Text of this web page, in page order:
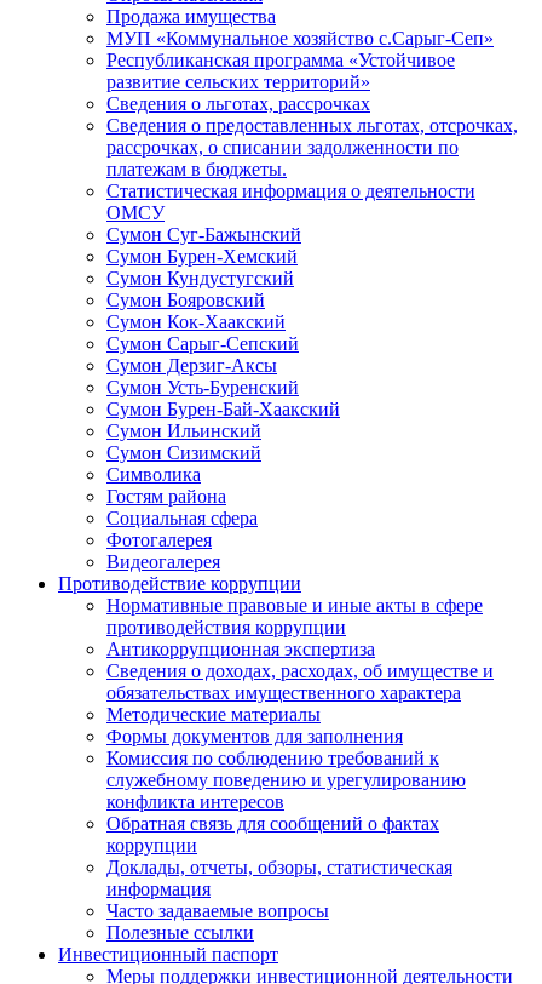
Продажа имущества
МУП «Коммунальное хозяйство с.Сарыг-Сеп»
Республиканская программа «Устойчивое
развитие сельских территорий»
Сведения о льготах, рассрочках
Сведения о предоставленных льготах, отсрочках,
рассрочках, о списании задолженности по
платежам в бюджеты.
Статистическая информация о деятельности
ОМСУ
Сумон Суг-Бажынский
Сумон Бурен-Хемский
Сумон Кундустугский
Сумон Бояровский
Сумон Кок-Хаакский
Сумон Сарыг-Сепский
Сумон Дерзиг-Аксы
Сумон Усть-Буренский
Сумон Бурен-Бай-Хаакский
Сумон Ильинский
Сумон Сизимский
Символика
Гостям района
Социальная сфера
Фотогалерея
Видеогалерея
Противодействие коррупции
Нормативные правовые и иные акты в сфере
противодействия коррупции
Антикоррупционная экспертиза
Сведения о доходах, расходах, об имуществе и
обязательствах имущественного характера
Методические материалы
Формы документов для заполнения
Комиссия по соблюдению требований к
служебному поведению и урегулированию
конфликта интересов
Обратная связь для сообщений о фактах
коррупции
Доклады, отчеты, обзоры, статистическая
информация
Часто задаваемые вопросы
Полезные ссылки
Инвестиционный паспорт
Меры поддержки инвестиционной деятельности